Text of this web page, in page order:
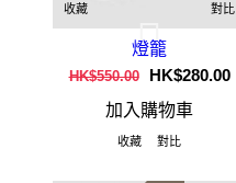
收藏 對比
燈籠
HK$550.00
HK$280.00
加入購物車
收藏 對比